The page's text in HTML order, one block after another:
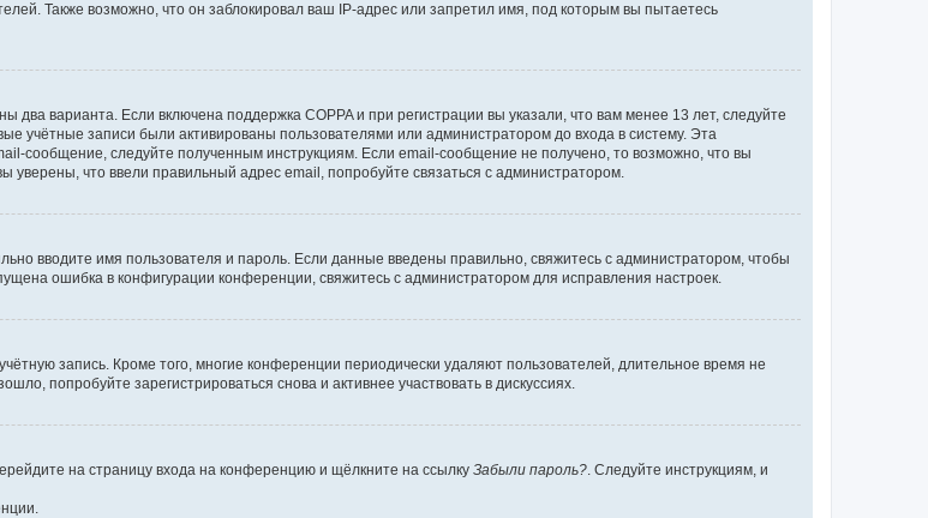
Также возможно, что он заблокировал ваш IP-адрес или запретил имя, под которым вы пытаетесь
варианта. Если включена поддержка COPPA и при регистрации вы указали, что вам менее 13 лет, следуйте
учётные записи были активированы пользователями или администратором до входа в систему. Эта
сообщение, следуйте полученным инструкциям. Если email-сообщение не получено, то возможно, что вы
что ввели правильный адрес email, попробуйте связаться с администратором.
вводите имя пользователя и пароль. Если данные введены правильно, свяжитесь с администратором, чтобы
ошибка в конфигурации конференции, свяжитесь с администратором для исправления настроек.
запись. Кроме того, многие конференции периодически удаляют пользователей, длительное время не
попробуйте зарегистрироваться снова и активнее участвовать в дискуссиях.
на страницу входа на конференцию и щёлкните на ссылку Забыли пароль?. Следуйте инструкциям, и